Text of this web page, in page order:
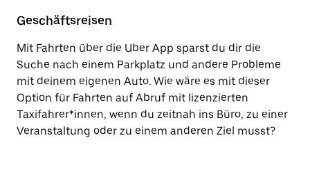
Geschäftsreisen
Mit Fahrten über die Uber App sparst du dir die
Suche nach einem Parkplatz und andere Probleme
mit deinem eigenen Auto. Wie wäre es mit dieser
Option für Fahrten auf Abruf mit lizenzierten
Taxifahrer*innen, wenn du zeitnah ins Büro, zu einer
Veranstaltung oder zu einem anderen Ziel musst?